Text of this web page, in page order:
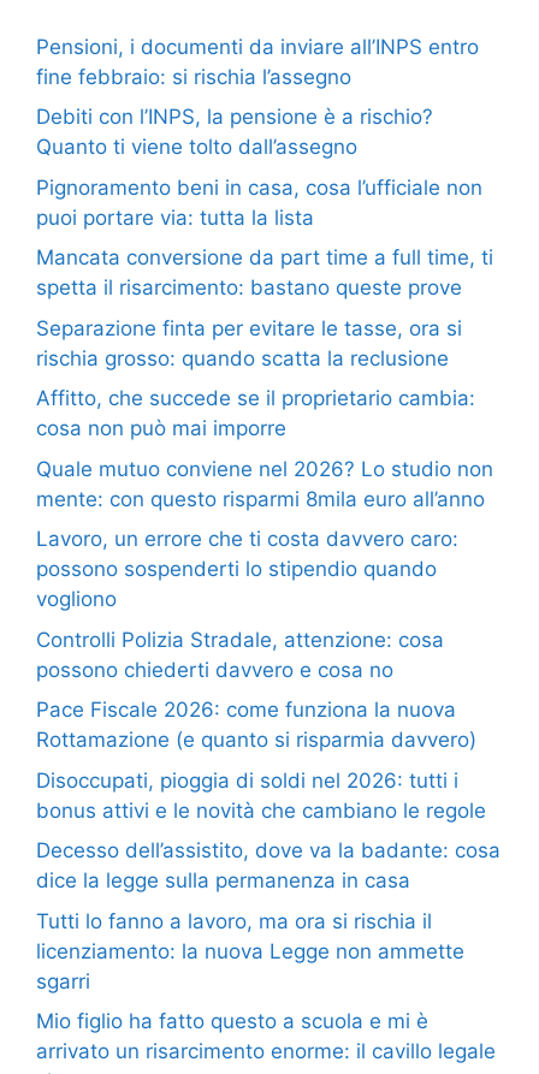
Pensioni, i documenti da inviare all’INPS entro
fine febbraio: si rischia l’assegno
Debiti con l’INPS, la pensione è a rischio?
Quanto ti viene tolto dall’assegno
Pignoramento beni in casa, cosa l’ufficiale non
puoi portare via: tutta la lista
Mancata conversione da part time a full time, ti
spetta il risarcimento: bastano queste prove
Separazione finta per evitare le tasse, ora si
rischia grosso: quando scatta la reclusione
Affitto, che succede se il proprietario cambia:
cosa non può mai imporre
Quale mutuo conviene nel 2026? Lo studio non
mente: con questo risparmi 8mila euro all’anno
Lavoro, un errore che ti costa davvero caro:
possono sospenderti lo stipendio quando
vogliono
Controlli Polizia Stradale, attenzione: cosa
possono chiederti davvero e cosa no
Pace Fiscale 2026: come funziona la nuova
Rottamazione (e quanto si risparmia davvero)
Disoccupati, pioggia di soldi nel 2026: tutti i
bonus attivi e le novità che cambiano le regole
Decesso dell’assistito, dove va la badante: cosa
dice la legge sulla permanenza in casa
Tutti lo fanno a lavoro, ma ora si rischia il
licenziamento: la nuova Legge non ammette
sgarri
Mio figlio ha fatto questo a scuola e mi è
arrivato un risarcimento enorme: il cavillo legale